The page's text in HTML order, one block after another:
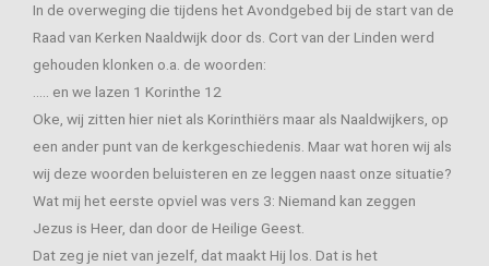
In de overweging die tijdens het Avondgebed bij de start van de
Raad van Kerken Naaldwijk door ds. Cort van der Linden werd
gehouden klonken o.a. de woorden:
….. en we lazen 1 Korinthe 12
Oke, wij zitten hier niet als Korinthiërs maar als Naaldwijkers, op
een ander punt van de kerkgeschiedenis. Maar wat horen wij als
wij deze woorden beluisteren en ze leggen naast onze situatie?
Wat mij het eerste opviel was vers 3: Niemand kan zeggen
Jezus is Heer, dan door de Heilige Geest.
Dat zeg je niet van jezelf, dat maakt Hij los. Dat is het